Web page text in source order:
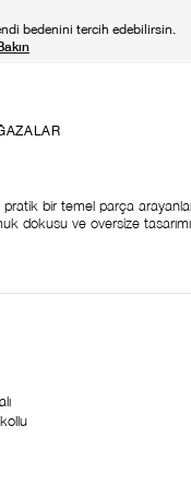
bedenini tercih edebilirsin.
pratik bir temel parça
dokusu ve oversize